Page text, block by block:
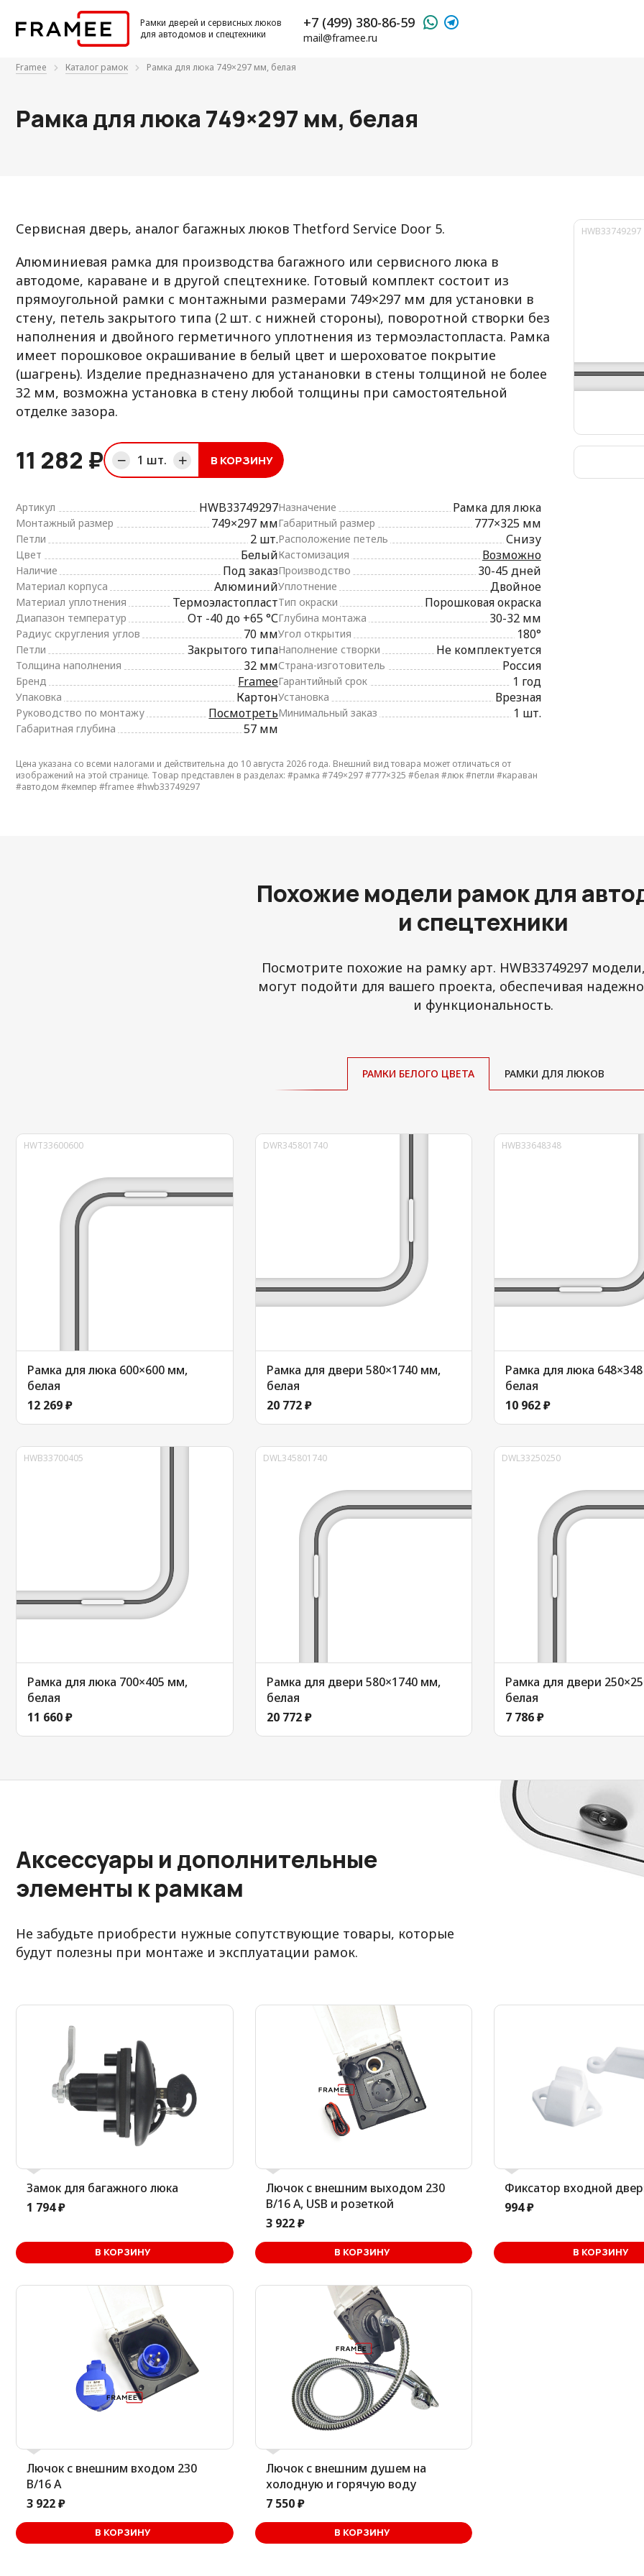
Рамки дверей и сервисных люков
для автодомов и спецтехники
+7 (499) 380-86-59
mail@framee.ru
Framee Каталог рамок Рамка для люка 749×297 мм, белая
Рамка для люка 749×297 мм, белая
HWB33749297
Сервисная дверь, аналог багажных люков Thetford Service Door 5.
Алюминиевая рамка для производства багажного или сервисного люка в
автодоме, караване и в другой спецтехнике. Готовый комплект состоит из
прямоугольной рамки с монтажными размерами 749×297 мм для установки в
стену, петель закрытого типа (2 шт. с нижней стороны), поворотной створки без
наполнения и двойного герметичного уплотнения из термоэластопласта. Рамка
имеет порошковое окрашивание в белый цвет и шероховатое покрытие
(шагрень). Изделие предназначено для устанановки в стены толщиной не более
32 мм, возможна установка в стену любой толщины при самостоятельной
отделке зазора.
11 282 ₽ 1 шт. В КОРЗИНУ
корзине
Артикул HWB33749297Назначение Рамка для люка
Монтажный размер 749×297 ммГабаритный размер 777×325 мм
Петли 2 шт.Расположение петель Снизу
Цвет БелыйКастомизация Возможно
Наличие Под заказПроизводство 30-45 дней
Материал корпуса АлюминийУплотнение Двойное
Материал уплотнения ТермоэластопластТип окраски Порошковая окраска
Диапазон температур От -40 до +65 °СГлубина монтажа 30-32 мм
Радиус скругления углов 70 ммУгол открытия 180°
Петли Закрытого типаНаполнение створки Не комплектуется
Толщина наполнения 32 ммСтрана-изготовитель Россия
Бренд FrameeГарантийный срок 1 год
Упаковка КартонУстановка Врезная
Руководство по монтажу ПосмотретьМинимальный заказ 1 шт.
Габаритная глубина 57 мм
Цена указана со всеми налогами и действительна до 10 августа 2026 года. Внешний вид товара может отличаться от
изображений на этой странице. Товар представлен в разделах: #рамка #749×297#777×325 #белая #люк#петли #караван
#автодом #кемпер #framee #hwb33749297
Похожие модели рамок для
и спецтехники
Посмотрите похожие на рамку арт. HWB33749297
могут подойти для вашего проекта, обеспечивая
и функциональность.
РАМКИ БЕЛОГО ЦВЕТА РАМКИ ДЛЯ ЛЮКОВ
HWT33600600
Рамка для люка 600×600 мм,
белая
12 269 ₽
DWR345801740
Рамка для двери 580×1740 мм,
белая
20 772 ₽
HWB33648348
Рамка для люка
белая
10 962 ₽
HWB33700405
Рамка для люка 700×405 мм,
белая
11 660 ₽
DWL345801740
Рамка для двери 580×1740 мм,
белая
20 772 ₽
DWL33250250
Рамка для двери
белая
7 786 ₽
Аксессуары и дополнительные
элементы к рамкам
Не забудьте приобрести нужные сопутствующие товары, которые
будут полезны при монтаже и эксплуатации рамок.
Замок для багажного люка
1 794 ₽
В КОРЗИНУ
Лючок с внешним выходом 230
В/16 А, USB и розеткой
3 922 ₽
В КОРЗИНУ
В корзине
Фиксатор входной
994 ₽
В КОРЗИНУ
В корзине В
Лючок с внешним входом 230
В/16 А
3 922 ₽
В КОРЗИНУ
Лючок с внешним душем на
холодную и горячую воду
7 550 ₽
В КОРЗИНУ
В корзине